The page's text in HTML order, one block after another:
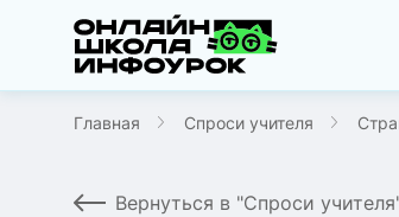
Главная Спроси учителя
Вернуться в "Спроси